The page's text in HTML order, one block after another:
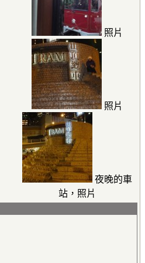
照片
照片
夜晚的車
站，照片